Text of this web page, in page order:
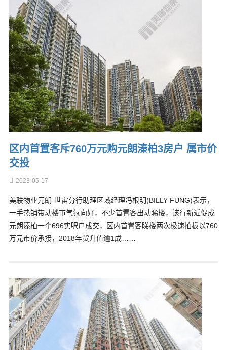
区内首置客斥760万元购元朗溱柏3房户 属市价
交投
2023-05-17
美联物业元朗-世宙分行助理区域经理冯根明(BILLY FUNG)表示，
一手热销带动楼市气氛向好，不少首置客出动睇楼，该行新近促成
元朗溱柏一个696实呎户成交，区内首置客睇楼两次极速拍板以760
万元市价承接，2018年货升值逾1成……